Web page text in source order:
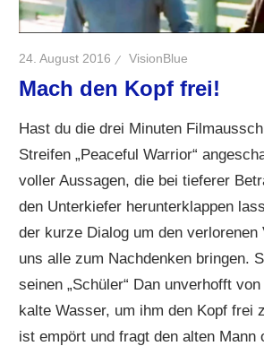
24. August 2016 VisionBlue
Mach den Kopf frei!
Hast du die drei Minuten
Streifen „Peaceful Warrior“
voller Aussagen, die bei tieferer
den Unterkiefer herunterklappen
der kurze Dialog um den verlorenen
uns alle zum Nachdenken bringen.
seinen „Schüler“ Dan unverhofft
kalte Wasser, um ihm den Kopf frei
ist empört und fragt den alten Mann